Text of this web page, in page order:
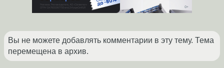
Вы не можете добавлять комментарии в эту тему. Тема
перемещена в архив.